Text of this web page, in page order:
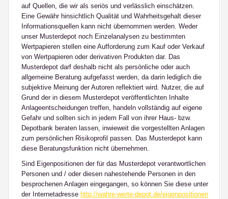
auf Quellen, die wir als seriös und verlässlich einschätzen.
Eine Gewähr hinsichtlich Qualität und Wahrheitsgehalt dieser
Informationsquellen kann nicht übernommen werden. Weder
unser Musterdepot noch Einzelanalysen zu bestimmten
Wertpapieren stellen eine Aufforderung zum Kauf oder Verkauf
von Wertpapieren oder derivativen Produkten dar. Das
Musterdepot darf deshalb nicht als persönliche oder auch
allgemeine Beratung aufgefasst werden, da darin lediglich die
subjektive Meinung der Autoren reflektiert wird. Nutzer, die auf
Grund der in diesem Musterdepot veröffentlichten Inhalte
Anlageentscheidungen treffen, handeln vollständig auf eigene
Gefahr und sollten sich in jedem Fall von ihrer Haus- bzw.
Depotbank beraten lassen, inwieweit die vorgestellten Anlagen
zum persönlichen Risikoprofil passen. Das Musterdepot kann
diese Beratungsfunktion nicht übernehmen.
Sind Eigenpositionen der für das Musterdepot verantwortlichen
Personen und / oder diesen nahestehende Personen in den
besprochenen Anlagen eingegangen, so können Sie diese unter
der Internetadresse http://wahre-werte-depot.de/eigenpositionen